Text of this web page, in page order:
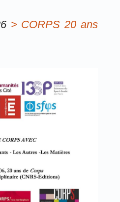
> CORPS 20 ans